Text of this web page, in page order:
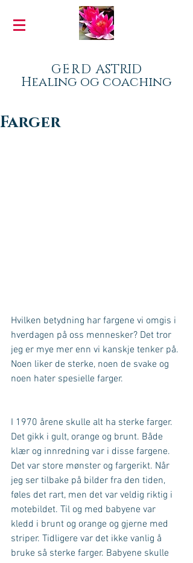
GERD ASTRID
Healing og coaching
Farger
Hvilken betydning har fargene vi omgis i
hverdagen på oss mennesker? Det tror
jeg er mye mer enn vi kanskje tenker på.
Noen liker de sterke, noen de svake og
noen hater spesielle farger.
I 1970 årene skulle alt ha sterke farger.
Det gikk i gult, orange og brunt. Både
klær og innredning var i disse fargene.
Det var store mønster og fargerikt. Når
jeg ser tilbake på bilder fra den tiden,
føles det rart, men det var veldig riktig i
motebildet. Til og med babyene var
kledd i brunt og orange og gjerne med
striper. Tidligere var det ikke vanlig å
bruke så sterke farger. Babyene skulle